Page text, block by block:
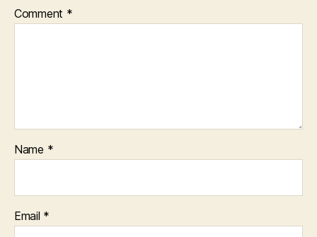
Comment *
Name *
Email *